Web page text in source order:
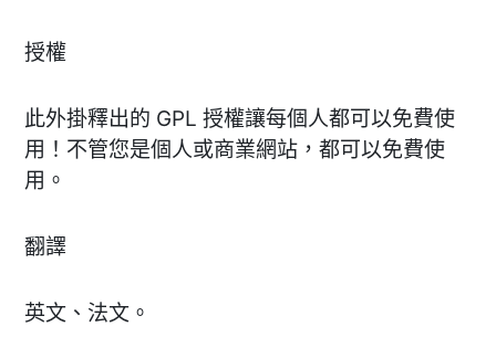
授權
此外掛釋出的 GPL 授權讓每個人都可以免費使
用！不管您是個人或商業網站，都可以免費使
用。
翻譯
英文、法文。